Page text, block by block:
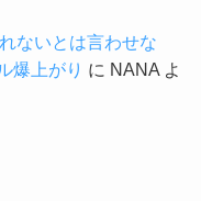
ないとは言わせな
爆上がり に NANAよ